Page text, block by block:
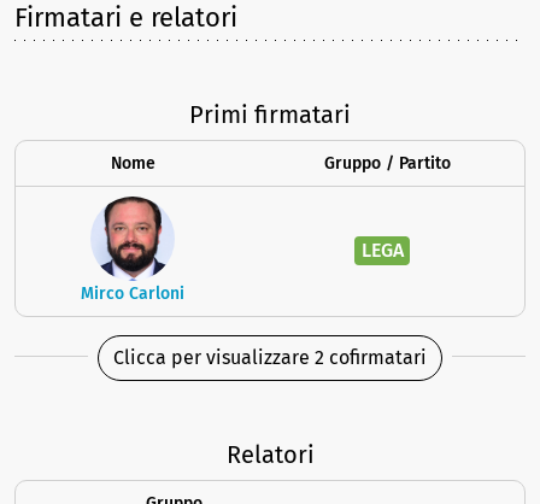
Firmatari e relatori
Primi firmatari
Nome Gruppo / Partito
Mirco Carloni
LEGA
Clicca per visualizzare 2 cofirmatari
Relatori